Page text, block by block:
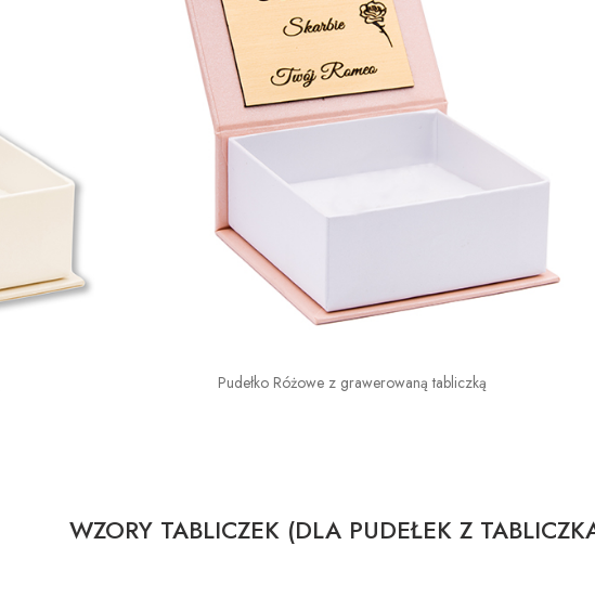
Pudełko Różowe z grawerowaną tabliczką
WZORY TABLICZEK (DLA PUDEŁEK Z